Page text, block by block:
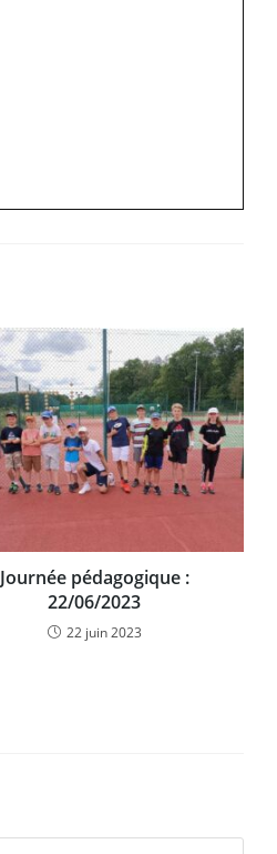
Journée pédagogique :
22/06/2023
22 juin 2023